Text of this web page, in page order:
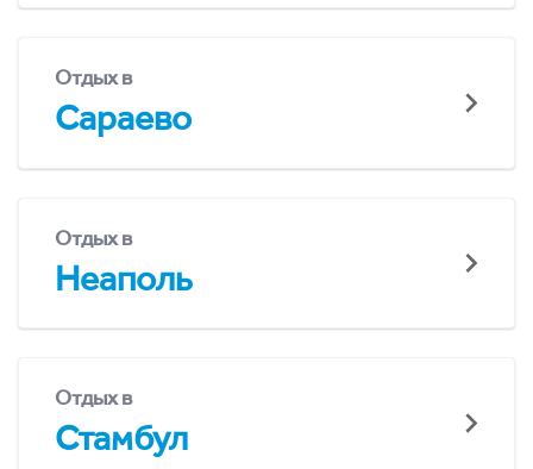
Отдых в
Сараево
Отдых в
Неаполь
Отдых в
Стамбул